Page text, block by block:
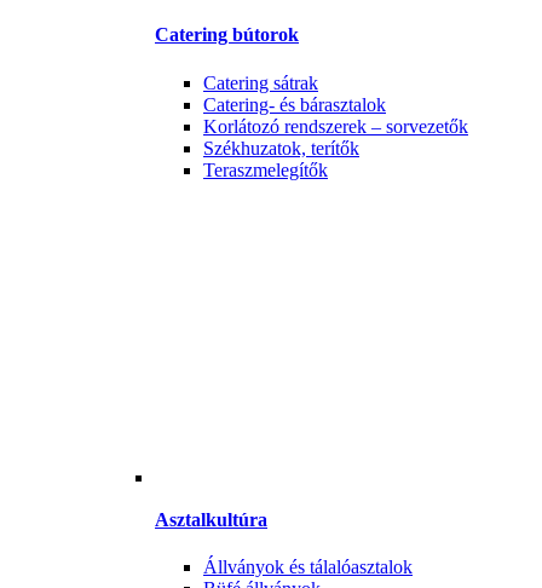
Catering bútorok
Catering sátrak
Catering- és bárasztalok
Korlátozó rendszerek – sorvezetők
Székhuzatok, terítők
Teraszmelegítők
Asztalkultúra
Állványok és tálalóasztalok